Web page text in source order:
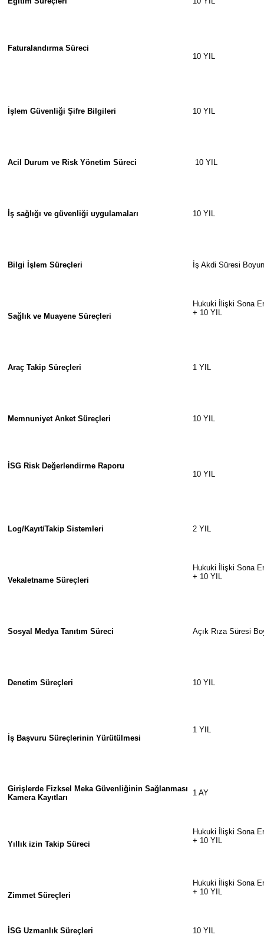
Faturalandırma Süreci
10 YIL
İşlem Güvenliği Şifre Bilgileri 10 YIL
Acil Durum ve Risk Yönetim Süreci 10 YIL
İş sağlığı ve güvenliği uygulamaları 10 YIL
Bilgi İşlem Süreçleri İş Akdi Süresi
Sağlık ve Muayene Süreçleri
Hukuki İlişki Sona
+ 10 YIL
Araç Takip Süreçleri 1 YIL
Memnuniyet Anket Süreçleri 10 YIL
İSG Risk Değerlendirme Raporu
10 YIL
Log/Kayıt/Takip Sistemleri 2 YIL
Vekaletname Süreçleri
Hukuki İlişki Sona
+ 10 YIL
Sosyal Medya Tanıtım Süreci Açık Rıza Süresi
Denetim Süreçleri 10 YIL
İş Başvuru Süreçlerinin Yürütülmesi
1 YIL
Girişlerde Fizksel Meka Güvenliğinin Sağlanması
Kamera Kayıtları
1 AY
Yıllık izin Takip Süreci
Hukuki İlişki Sona
+ 10 YIL
Zimmet Süreçleri
Hukuki İlişki Sona
+ 10 YIL
İSG Uzmanlık Süreçleri 10 YIL